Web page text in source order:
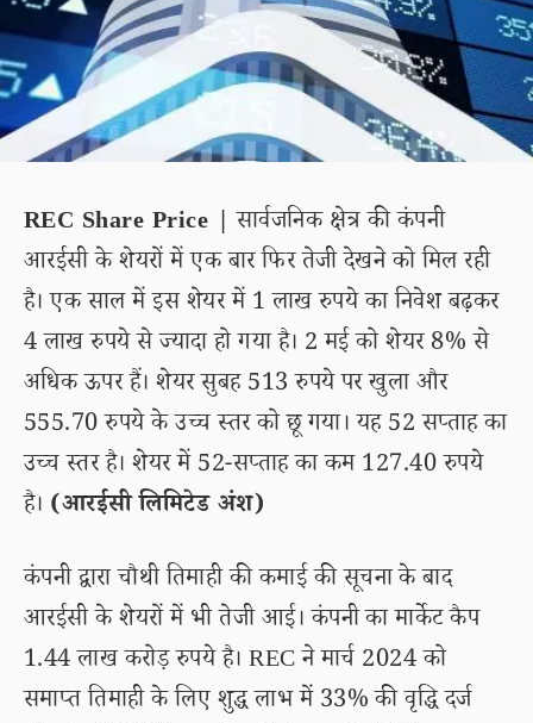
REC Share Price | सार्वजनिक क्षेत्र की कंपनी
आरईसी के शेयरों में एक बार फिर तेजी देखने को मिल रही
है। एक साल में इस शेयर में 1 लाख रुपये का निवेश बढ़कर
4 लाख रुपये से ज्यादा हो गया है। 2 मई को शेयर 8% से
अधिक ऊपर हैं। शेयर सुबह 513 रुपये पर खुला और
555.70 रुपये के उच्च स्तर को छू गया। यह 52 सप्ताह का
उच्च स्तर है। शेयर में 52-सप्ताह का कम 127.40 रुपये
है। (आरईसी लिमिटेड अंश)
कंपनी द्वारा चौथी तिमाही की कमाई की सूचना के बाद
आरईसी के शेयरों में भी तेजी आई। कंपनी का मार्केट कैप
1.44 लाख करोड़ रुपये है। REC ने मार्च 2024 को
समाप्त तिमाही के लिए शुद्ध लाभ में 33% की वृद्धि दर्ज